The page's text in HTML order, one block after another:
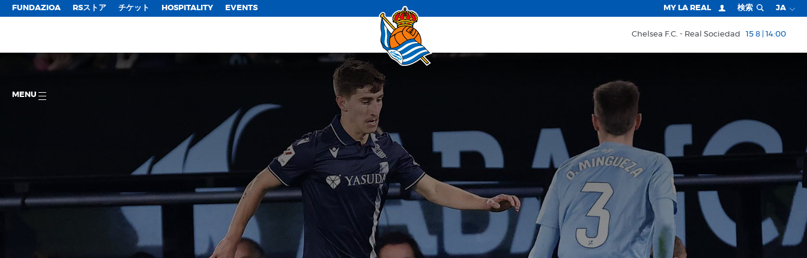
FUNDAZIOA RSストア チケット HOSPITALITY EVENTS MY LA REAL 検索 JA
Chelsea F.C. Real Sociedad 15 8 | 14:00
MENU